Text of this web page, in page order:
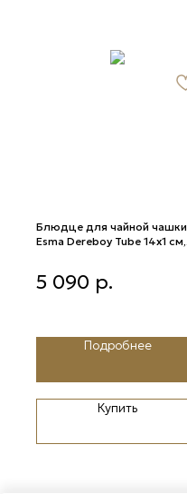
Блюдце для чайной чашки
Esma Dereboy Tube 14x1 см,
Esma Dereboy Tube 14x1 см,
5 090 р.
Подробнее
Купить